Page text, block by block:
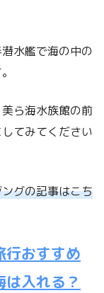
水艦で海の中の
ら海水族館の前
てみてください
グの記事はこち
おすすめ
入れる？